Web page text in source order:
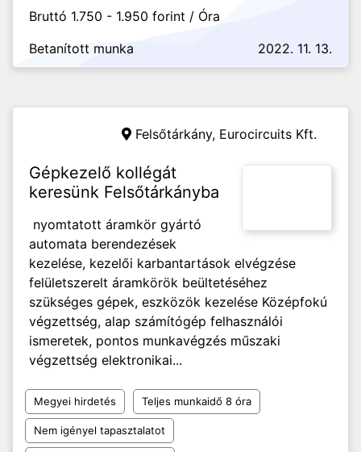
Bruttó 1.750 - 1.950 forint / Óra
Betanított munka
2022. 11. 13.
Felsőtárkány, Eurocircuits Kft.
Gépkezelő kollégát
keresünk Felsőtárkányba
nyomtatott áramkör gyártó
automata berendezések
kezelése, kezelői karbantartások elvégzése
felületszerelt áramkörök beültetéséhez
szükséges gépek, eszközök kezelése Középfokú
végzettség, alap számítógép felhasználói
ismeretek, pontos munkavégzés műszaki
végzettség elektronikai...
Megyei hirdetés Teljes munkaidő 8 óra
Nem igényel tapasztalatot